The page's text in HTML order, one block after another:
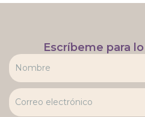
Escríbeme para